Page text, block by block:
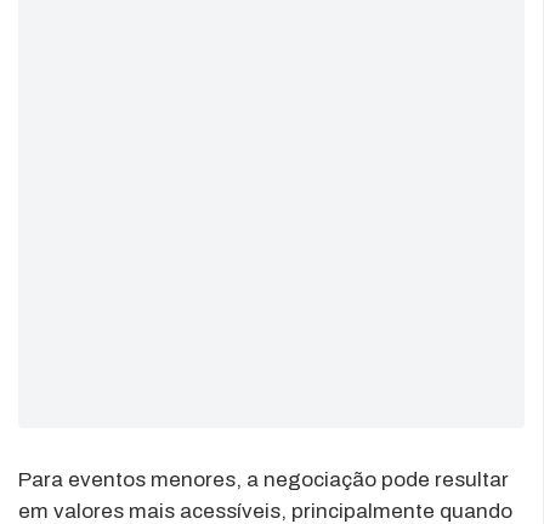
Para eventos menores, a negociação pode resultar
em valores mais acessíveis, principalmente quando